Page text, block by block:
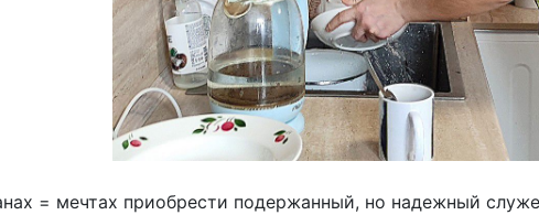
= мечтах приобрести подержанный, но надежный